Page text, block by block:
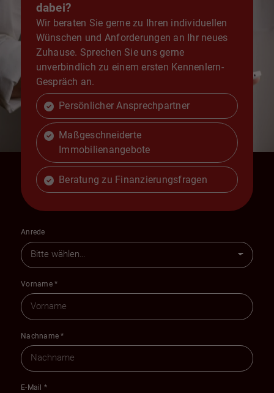
dabei?
Wir beraten Sie gerne zu Ihren individuellen
Wünschen und Anforderungen an Ihr neues
Zuhause. Sprechen Sie uns gerne
unverbindlich zu einem ersten Kennenlern-
Gespräch an.
Persönlicher Ansprechpartner
Maßgeschneiderte
Immobilienangebote
Beratung zu Finanzierungsfragen
Anrede
Vorname*
Nachname*
E-Mail *